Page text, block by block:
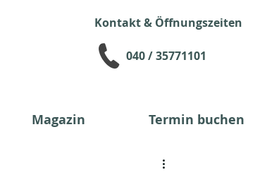
Kontakt & Öffnungszeiten
040 / 35771101
Magazin Termin buchen